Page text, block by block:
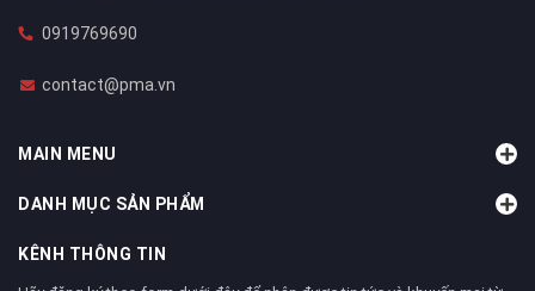
0919769690
contact@pma.vn
MAIN MENU
DANH MỤC SẢN PHẨM
KÊNH THÔNG TIN